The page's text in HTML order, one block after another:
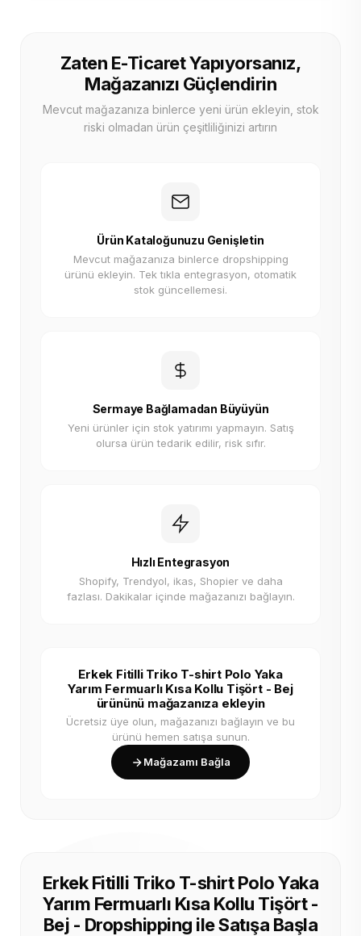
Zaten E-Ticaret Yapıyorsanız,
Mağazanızı Güçlendirin
Mevcut mağazanıza binlerce yeni ürün ekleyin, stok
riski olmadan ürün çeşitliliğinizi artırın
Ürün Kataloğunuzu Genişletin
Mevcut mağazanıza binlerce dropshipping
ürünü ekleyin. Tek tıkla entegrasyon, otomatik
stok güncellemesi.
Sermaye Bağlamadan Büyüyün
Yeni ürünler için stok yatırımı yapmayın. Satış
olursa ürün tedarik edilir, risk sıfır.
Hızlı Entegrasyon
Shopify, Trendyol, ikas, Shopier ve daha
fazlası. Dakikalar içinde mağazanızı bağlayın.
Erkek Fitilli Triko T-shirt Polo Yaka
Yarım Fermuarlı Kısa Kollu Tişört - Bej
ürününü mağazanıza ekleyin
Ücretsiz üye olun, mağazanızı bağlayın ve bu
ürünü hemen satışa sunun.
Mağazamı Bağla
Erkek Fitilli Triko T-shirt Polo Yaka
Yarım Fermuarlı Kısa Kollu Tişört -
Bej - Dropshipping ile Satışa Başla